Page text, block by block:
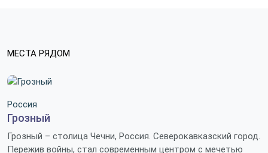
МЕСТА РЯДОМ
Россия
Грозный
Грозный – столица Чечни, Россия. Северокавказский город.
Пережив войны, стал современным центром с мечетью